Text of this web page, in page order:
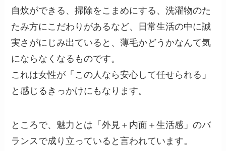
自炊ができる、掃除をこまめにする、洗濯物のた
たみ方にこだわりがあるなど、日常生活の中に誠
実さがにじみ出ていると、薄毛かどうかなんて気
にならなくなるものです。
これは女性が「この人なら安心して任せられる」
と感じるきっかけにもなります。
ところで、魅力とは「外見＋内面＋生活感」のバ
ランスで成り立っていると言われています。